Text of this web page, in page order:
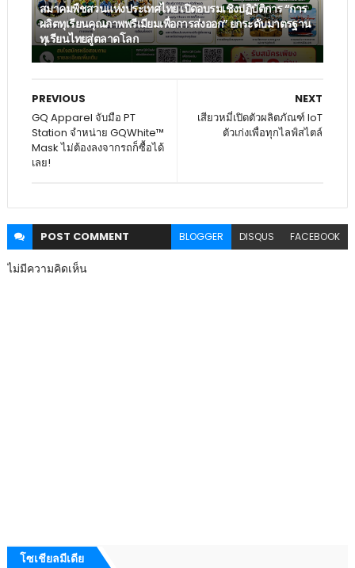
สมาคมพืชสวนแห่งประเทศไทย เปิดอบรมเชิงปฏิบัติการ “การ
ผลิตทุเรียนคุณภาพพรีเมียมเพื่อการส่งออก” ยกระดับมาตรฐาน
ทุเรียนไทยสู่ตลาดโลก
NEXT
เสียวหมี่เปิดตัวผลิตภัณฑ์ IoT
ตัวเก่งเพื่อทุกไลฟ์สไตล์
PREVIOUS
GQ Apparel จับมือ PT
Station จำหน่าย GQWhite™
Mask ไม่ต้องลงจากรถก็ซื้อได้
เลย!
POST COMMENT BLOGGER DISQUS FACEBOOK
ไม่มีความคิดเห็น
โซเชียลมีเดีย